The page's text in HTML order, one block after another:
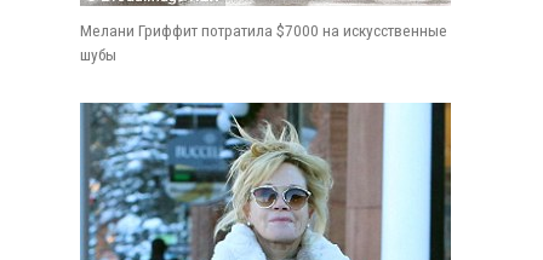
Мелани Гриффит потратила $7000 на искусственные
шубы